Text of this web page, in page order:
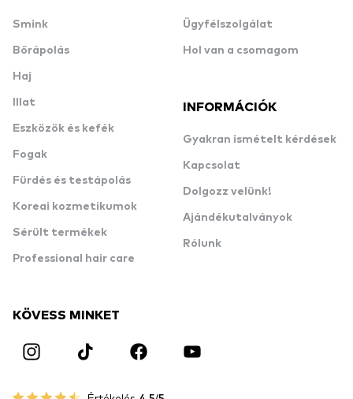
Smink
Bőrápolás
Haj
Illat
Eszközök és kefék
Fogak
Fürdés és testápolás
Koreai kozmetikumok
Sérült termékek
Professional hair care
Ügyfélszolgálat
Hol van a csomagom
INFORMÁCIÓK
Gyakran ismételt kérdések
Kapcsolat
Dolgozz velünk!
Ajándékutalványok
Rólunk
KÖVESS MINKET